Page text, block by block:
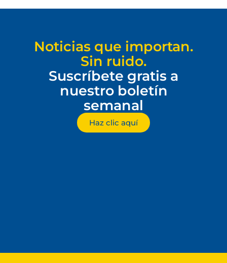
Noticias que importan.
Sin ruido.
Suscríbete gratis a
nuestro boletín
semanal
Haz clic aquí